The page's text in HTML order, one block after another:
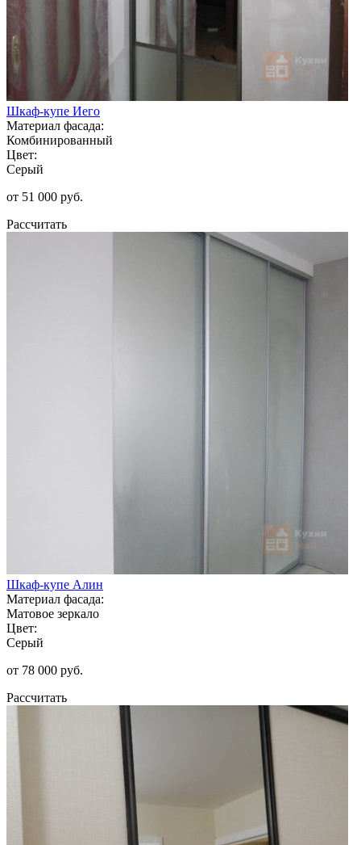
Шкаф-купе Иего
Материал фасада:
Комбинированный
Цвет:
Серый
от 51 000 руб.
Рассчитать
Шкаф-купе Алин
Материал фасада:
Матовое зеркало
Цвет:
Серый
от 78 000 руб.
Рассчитать